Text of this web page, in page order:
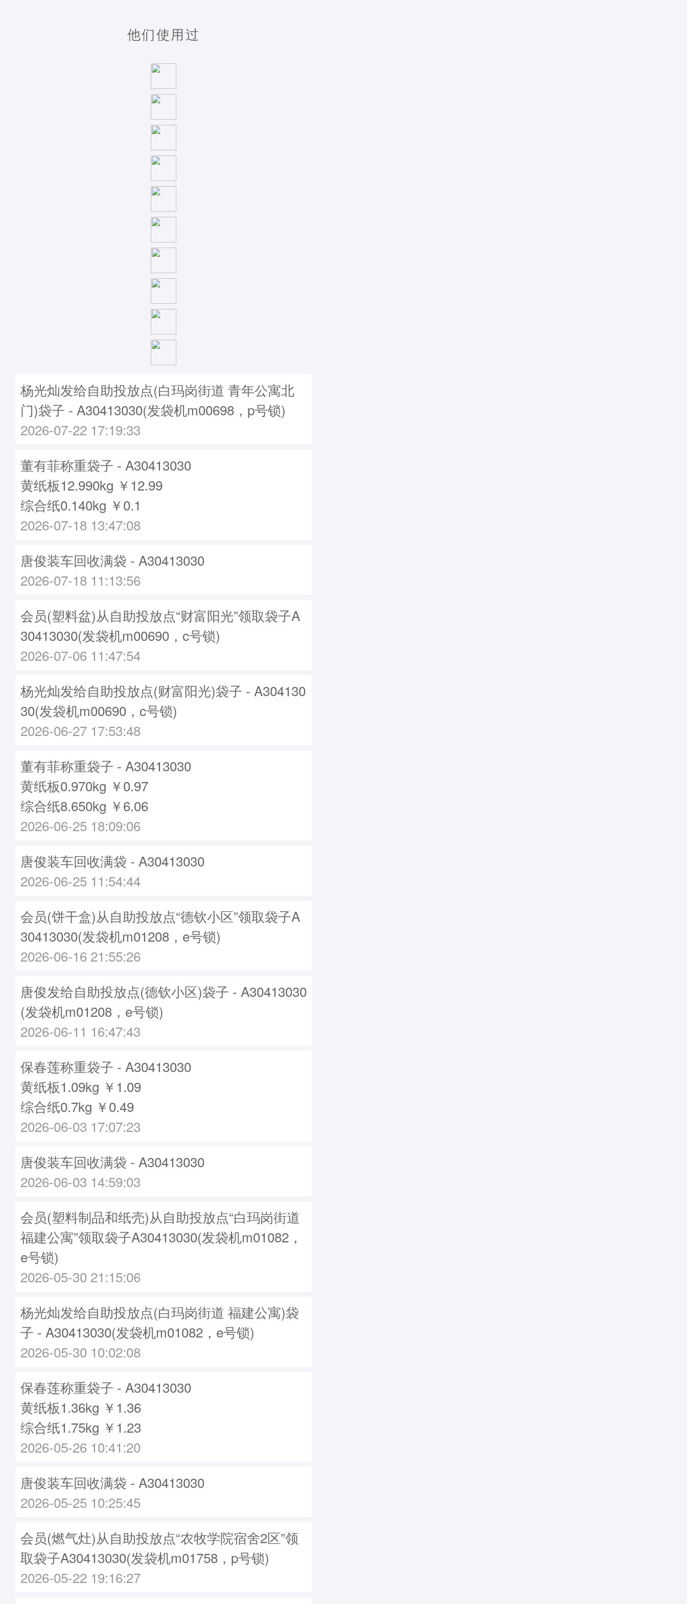
他们使用过
杨光灿发给自助投放点(白玛岗街道 青年公寓北
门)袋子 - A30413030(发袋机m00698，p号锁)
2026-07-22 17:19:33
董有菲称重袋子 - A30413030
黄纸板12.990kg ￥12.99
综合纸0.140kg ￥0.1
2026-07-18 13:47:08
唐俊装车回收满袋 - A30413030
2026-07-18 11:13:56
会员(塑料盆)从自助投放点“财富阳光”领取袋子A
30413030(发袋机m00690，c号锁)
2026-07-06 11:47:54
杨光灿发给自助投放点(财富阳光)袋子 - A304130
30(发袋机m00690，c号锁)
2026-06-27 17:53:48
董有菲称重袋子 - A30413030
黄纸板0.970kg ￥0.97
综合纸8.650kg ￥6.06
2026-06-25 18:09:06
唐俊装车回收满袋 - A30413030
2026-06-25 11:54:44
会员(饼干盒)从自助投放点“德钦小区”领取袋子A
30413030(发袋机m01208，e号锁)
2026-06-16 21:55:26
唐俊发给自助投放点(德钦小区)袋子 - A30413030
(发袋机m01208，e号锁)
2026-06-11 16:47:43
保春莲称重袋子 - A30413030
黄纸板1.09kg ￥1.09
综合纸0.7kg ￥0.49
2026-06-03 17:07:23
唐俊装车回收满袋 - A30413030
2026-06-03 14:59:03
会员(塑料制品和纸壳)从自助投放点“白玛岗街道
福建公寓”领取袋子A30413030(发袋机m01082，
e号锁)
2026-05-30 21:15:06
杨光灿发给自助投放点(白玛岗街道 福建公寓)袋
子 - A30413030(发袋机m01082，e号锁)
2026-05-30 10:02:08
保春莲称重袋子 - A30413030
黄纸板1.36kg ￥1.36
综合纸1.75kg ￥1.23
2026-05-26 10:41:20
唐俊装车回收满袋 - A30413030
2026-05-25 10:25:45
会员(燃气灶)从自助投放点“农牧学院宿舍2区”领
取袋子A30413030(发袋机m01758，p号锁)
2026-05-22 19:16:27